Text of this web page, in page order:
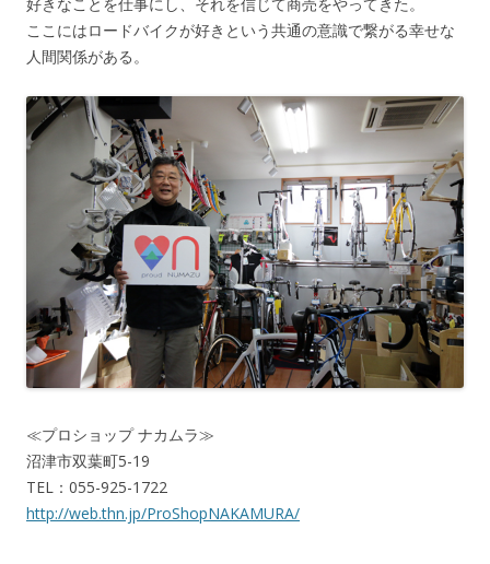
ここにはロードバイクが好きという共通の意識で繋がる幸せな
人間関係がある。
≪プロショップ ナカムラ≫
沼津市双葉町5-19
TEL：055-925-1722
http://web.thn.jp/ProShopNAKAMURA/